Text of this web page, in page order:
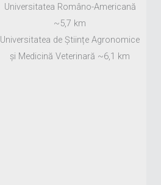
Universitatea Româno-Americană
~5,7 km
Universitatea de Științe Agronomice
și Medicină Veterinară ~6,1 km